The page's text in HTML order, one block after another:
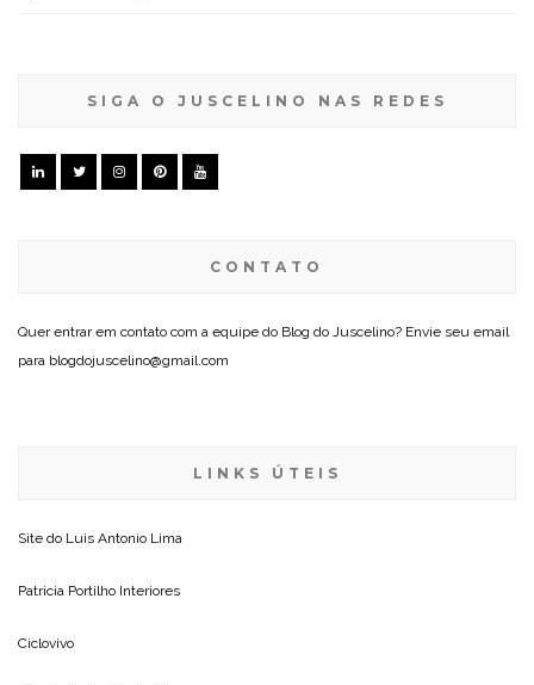
SIGA O JUSCELINO NAS REDES
CONTATO
Quer entrar em contato com a equipe do Blog do Juscelino? Envie seu email
para blogdojuscelino@gmail.com
LINKS ÚTEIS
Site do Luis Antonio Lima
Patricia Portilho Interiores
Ciclovivo